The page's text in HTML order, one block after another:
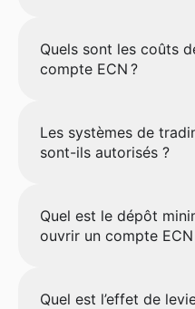
Quels sont les coûts
compte ECN ?
Les systèmes de
sont-ils autorisés ?
Quel est le dépôt
ouvrir un compte ECN
Quel est l’effet de